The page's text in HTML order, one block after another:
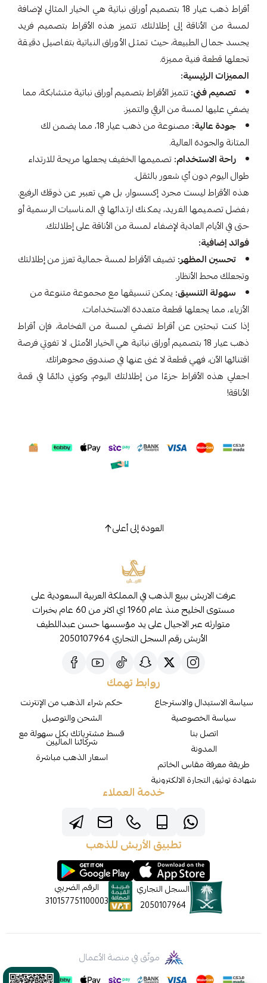
أقراط ذهب عيار 18 بتصميم أوراق نباتية هي الخيار المثالي لإضافة
لمسة من الأناقة إلى إطلالتك. تتميز هذه الأقراط بتصميم فريد
يجسد جمال الطبيعة، حيث تمثل الأوراق النباتية بتفاصيل دقيقة
تجعلها قطعة فنية مميزة.
المميزات الرئيسية:
تصميم فني:تتميز الأقراط بتصميم أوراق نباتية متشابكة، مما
يضفي عليها لمسة من الرقي والتميز.
جودة عالية:
مصنوعة من ذهب عيار 18، مما يضمن لك
المتانة والجودة العالية.
راحة الاستخدام:تصميمها الخفيف يجعلها مريحة للارتداء
طوال اليوم دون أي شعور بالثقل.
هذه الأقراط ليست مجرد إكسسوار، بل هي تعبير عن ذوقك الرفيع.
بفضل تصميمها الفريد، يمكنك ارتدائها في المناسبات الرسمية أو
حتى في الأيام العادية لإضفاء لمسة من الأناقة على إطلالتك.
فوائد إضافية:
تحسين المظهر:تضيف الأقراط لمسة جمالية تعزز من إطلالتك
وتجعلك محط الأنظار.
سهولة التنسيق: يمكن تنسيقها مع مجموعة متنوعة من
الأزياء، مما يجعلها قطعة متعددة الاستخدامات.
إذا كنت تبحثين عن أقراط تضفي لمسة من الفخامة، فإن أقراط
ذهب عيار 18 بتصميم أوراق نباتية هي الخيار الأمثل. لا تفوتي فرصة
اقتنائها الآن، فهي قطعة لا غنى عنها في صندوق مجوهراتك.
اجعلي هذه الأقراط جزءًا من إطلالتك اليوم، وكوني دائمًا في قمة
الأناقة!
العودة إلى أعلى
عرفت الاربش ببيع الذهب في المملكة العربية السعودية على
مستوى الخليج منذ عام 1960 اي اكثر من 60 عام بخبرات
متوارثه عبر الاجيال على يد مؤسسها حسن عبداللطيف
الأربش رقم السجل التجاري 2050107964
روابط تهمك
سياسة الاستبدال والاسترجاع
سياسة الخصوصية
اتصل بنا
المدونة
طريقة معرفة مقاس الخاتم
شهادة توثيق التجارة الالكترونية
حكم شراء الذهب من الإنترنت
الشحن والتوصيل
قسط مشترياتك بكل سهولة مع
شركائنا الماليين
اسعار الذهب مباشرة
خدمة العملاء
تطبيق الأربش للذهب
السجل التجاري
2050107964
الرقم الضريبي
310157751100003
موثّق في منصة الأعمال